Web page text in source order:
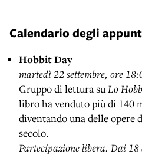
Calendario degli
Hobbit Day
martedì 22 settembre, ore
Gruppo di lettura suLo
libro ha venduto più di 140
diventando una delle opere
secolo.
Partecipazione libera. Dai 18